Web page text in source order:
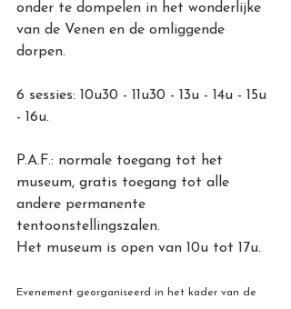
onder te dompelen in het wonderlijke
van de Venen en de omliggende
dorpen.
6 sessies: 10u30 - 11u30 - 13u - 14u - 15u
- 16u.
P.A.F.: normale toegang tot het
museum, gratis toegang tot alle
andere permanente
tentoonstellingszalen.
Het museum is open van 10u tot 17u.
Evenement georganiseerd in het kader van de